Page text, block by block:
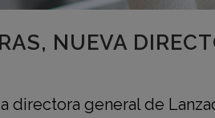
NUEVA
directora general de